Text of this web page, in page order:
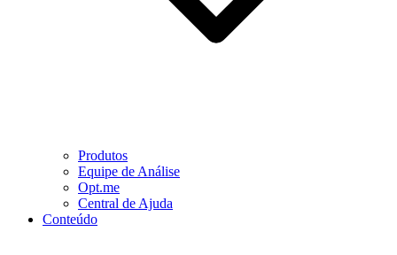
Produtos
Equipe de Análise
Opt.me
Central de Ajuda
Conteúdo